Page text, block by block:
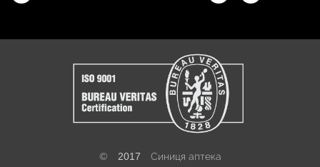
© 2017 Синиця аптека